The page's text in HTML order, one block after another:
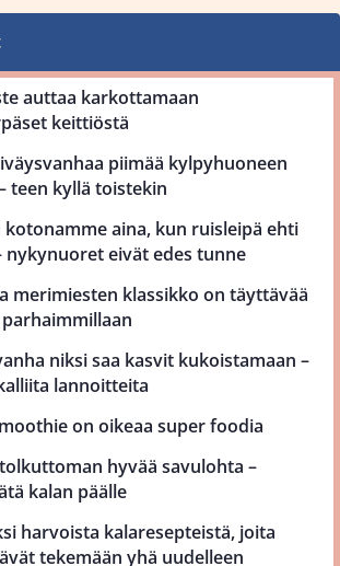
auttaa karkottamaan
keittiöstä
piimää kylpyhuoneen
teen kyllä toistekin
aina, kun ruisleipä ehti
nykynuoret eivät edes tunne
merimiesten klassikko on täyttävää
niksi saa kasvit kukoistamaan –
lannoitteita
on oikeaa super foodia
hyvää savulohta –
kalan päälle
harvoista kalaresepteistä, joita
tekemään yhä uudelleen